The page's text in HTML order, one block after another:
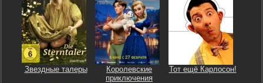
Звездные талеры
Королевские
приключения
Тот ещё Карлосон!